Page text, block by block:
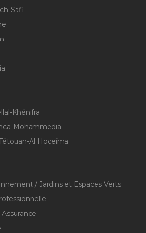
Safi
Khénifra
Mohammedia
Al Hoceïma
/ Jardins et Espaces Verts